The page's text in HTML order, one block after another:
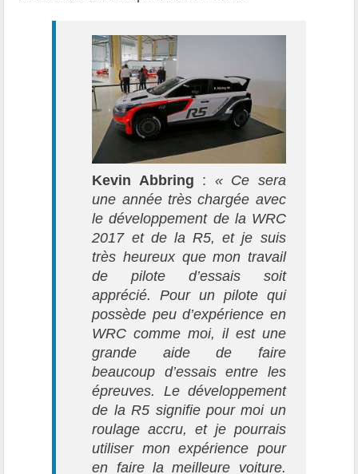
Kevin Abbring : « Ce sera
une année très chargée avec
le développement de la WRC
2017 et de la R5, et je suis
très heureux que mon travail
de pilote d’essais soit
apprécié. Pour un pilote qui
possède peu d’expérience en
WRC comme moi, il est une
grande aide de faire
beaucoup d’essais entre les
épreuves. Le développement
de la R5 signifie pour moi un
roulage accru, et je pourrais
utiliser mon expérience pour
en faire la meilleure voiture.